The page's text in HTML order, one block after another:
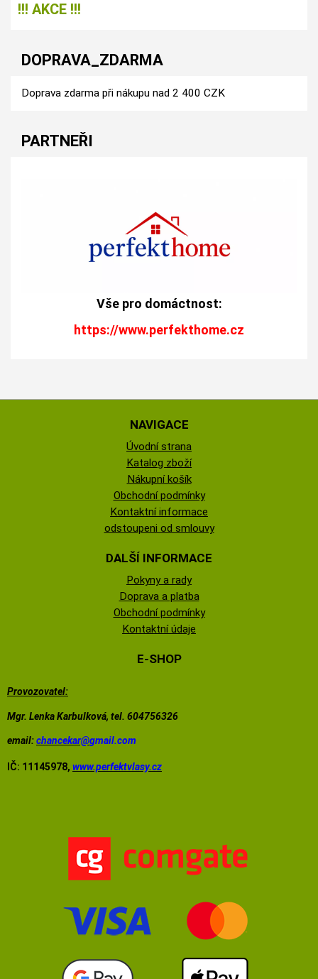
!!! AKCE !!!
DOPRAVA_ZDARMA
Doprava zdarma při nákupu nad 2 400 CZK
PARTNEŘI
Vše pro domáctnost:
https://www.perfekthome.cz
NAVIGACE
Úvodní strana
Katalog zboží
Nákupní košík
Obchodní podmínky
Kontaktní informace
odstoupeni od smlouvy
DALŠÍ INFORMACE
Pokyny a rady
Doprava a platba
Obchodní podmínky
Kontaktní údaje
E-SHOP
Provozovatel:
Mgr. Lenka Karbulková, tel. 604756326
email:chancekar@gmail.com
IČ: 11145978, www.perfektvlasy.cz